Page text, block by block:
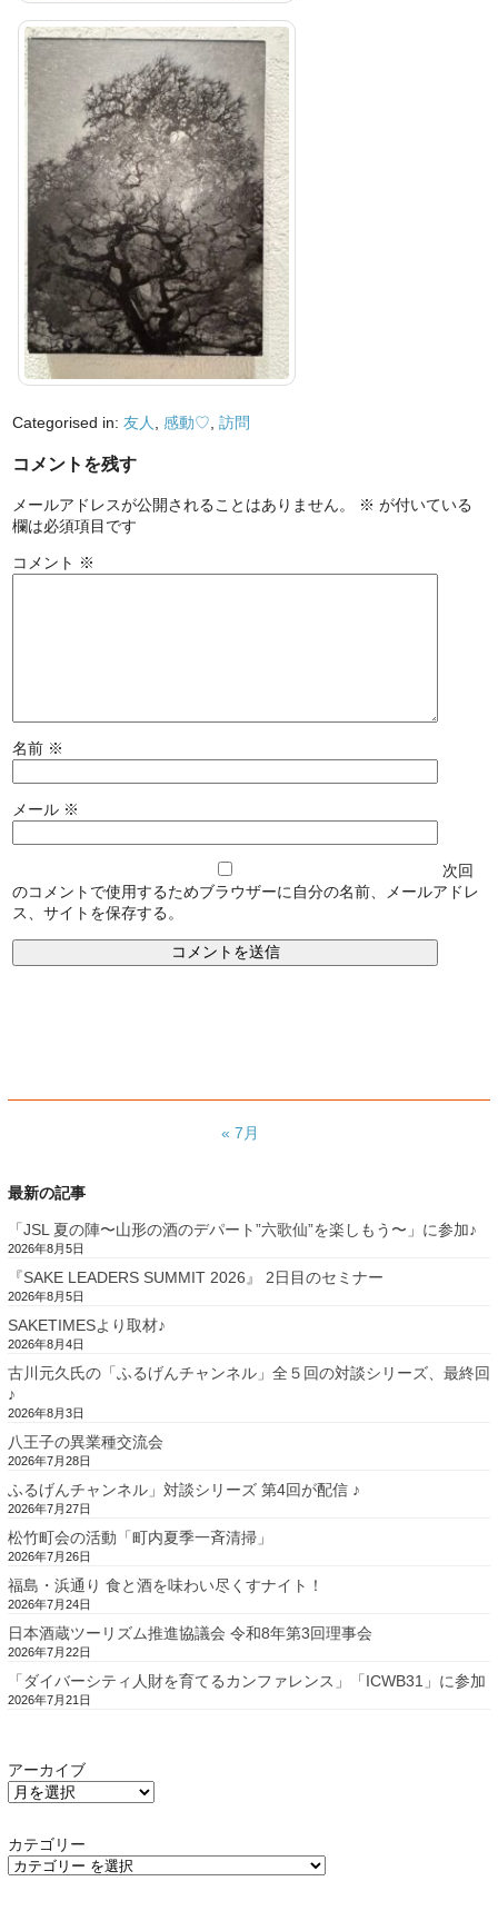
Categorised in:友人 感動♡ ,訪問
コメントを残す
メールアドレスが公開されることはありません。 ※ が付いている
欄は必須項目です
コメント ※
名前 ※
メール ※
次回
のコメントで使用するためブラウザーに自分の名前、メールアドレ
ス、サイトを保存する。
« 7月
最新の記事
「JSL 夏の陣〜山形の酒のデパート”六歌仙”を楽しもう〜」に参加♪
2026年8月5日
『SAKE LEADERS SUMMIT 2026』 2日目のセミナー
2026年8月5日
SAKETIMESより取材♪
2026年8月4日
古川元久氏の「ふるげんチャンネル」全５回の対談シリーズ、最終回
♪
2026年8月3日
八王子の異業種交流会
2026年7月28日
ふるげんチャンネル」対談シリーズ 第4回が配信 ♪
2026年7月27日
松竹町会の活動「町内夏季一斉清掃」
2026年7月26日
福島・浜通り 食と酒を味わい尽くすナイト！
2026年7月24日
日本酒蔵ツーリズム推進協議会 令和8年第3回理事会
2026年7月22日
「ダイバーシティ人財を育てるカンファレンス」「ICWB31」に参加
2026年7月21日
アーカイブ
カテゴリー